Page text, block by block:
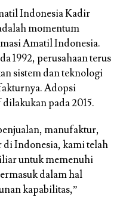
Indonesia Kadir
momentum
Amatil Indonesia.
1992, perusahaan terus
sistem dan teknologi
Adopsi
pada 2015.
manufaktur,
Indonesia, kami telah
untuk memenuhi
dalam hal
kapabilitas,”